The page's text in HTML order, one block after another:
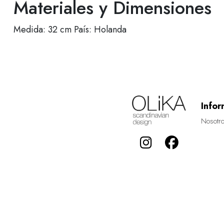
Materiales y Dimensiones
Medida: 32 cm País: Holanda